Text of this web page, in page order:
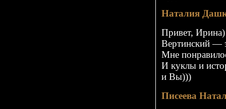
Наталия
Привет, Ирина)
Вертинский —
Мне
И куклы и
и Вы)))
Писеева